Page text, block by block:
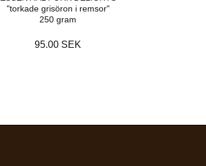
"torkade grisöron i remsor"
250 gram
95.00 SEK